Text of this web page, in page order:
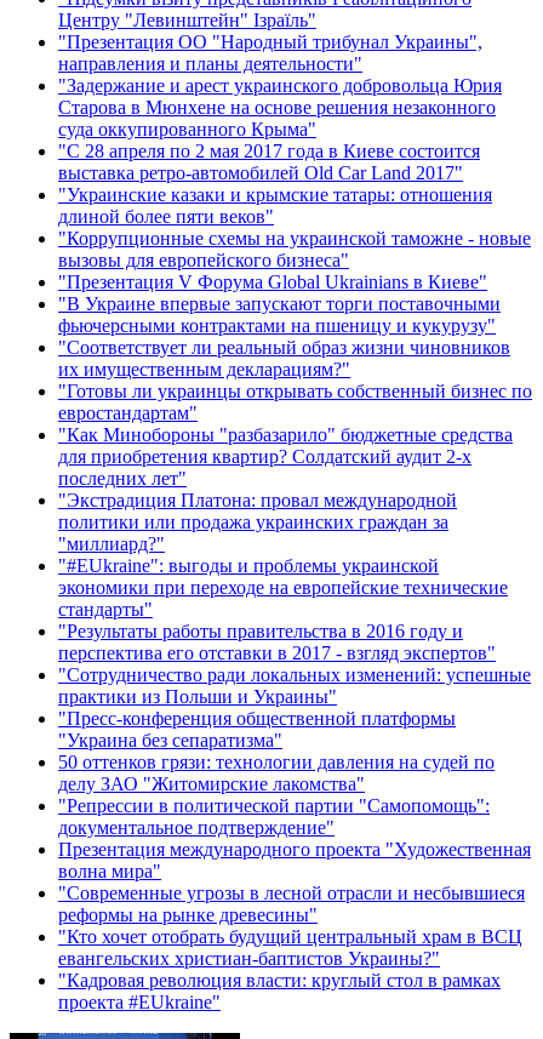
Центру "Левинштейн" Ізраїль"
"Презентация ОО "Народный трибунал Украины",
направления и планы деятельности"
"Задержание и арест украинского добровольца Юрия
Старова в Мюнхене на основе решения незаконного
суда оккупированного Крыма"
"С 28 апреля по 2 мая 2017 года в Киеве состоится
выставка ретро-автомобилей Old Car Land 2017"
"Украинские казаки и крымские татары: отношения
длиной более пяти веков"
"Коррупционные схемы на украинской таможне - новые
вызовы для европейского бизнеса"
"Презентация V Форума Global Ukrainians в Киеве"
"В Украине впервые запускают торги поставочными
фьючерсными контрактами на пшеницу и кукурузу"
"Соответствует ли реальный образ жизни чиновников
их имущественным декларациям?"
"Готовы ли украинцы открывать собственный бизнес по
евростандартам"
"Как Минобороны "разбазарило" бюджетные средства
для приобретения квартир? Солдатский аудит 2-х
последних лет"
"Экстрадиция Платона: провал международной
политики или продажа украинских граждан за
"миллиард?"
"#EUkraine": выгоды и проблемы украинской
экономики при переходе на европейские технические
стандарты"
"Результаты работы правительства в 2016 году и
перспектива его отставки в 2017 - взгляд экспертов"
"Сотрудничество ради локальных изменений: успешные
практики из Польши и Украины"
"Пресс-конференция общественной платформы
"Украина без сепаратизма"
50 оттенков грязи: технологии давления на судей по
делу ЗАО "Житомирские лакомства"
"Репрессии в политической партии "Самопомощь":
документальное подтверждение"
Презентация международного проекта "Художественная
волна мира"
"Современные угрозы в лесной отрасли и несбывшиеся
реформы на рынке древесины"
"Кто хочет отобрать будущий центральный храм в ВСЦ
евангельских христиан-баптистов Украины?"
"Кадровая революция власти: круглый стол в рамках
проекта #EUkraine"